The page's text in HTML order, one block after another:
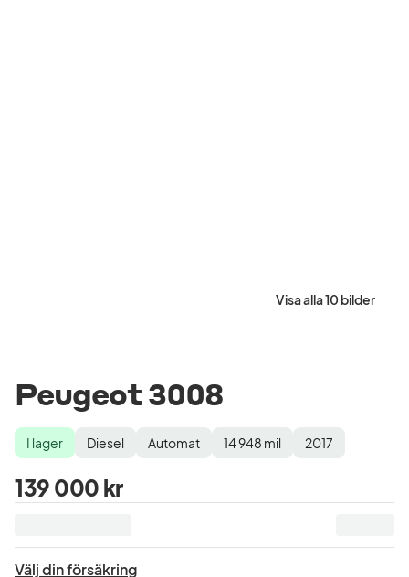
Visa alla 10 bilder
Peugeot 3008
Lagerstatus
I lager
Drivmedel Diesel
Växellåda Automat
Mätarställning 14 948 mil
Modellår 2017
139 000 kr
Välj din försäkring